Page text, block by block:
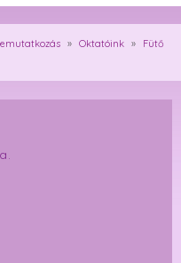
» Oktatóink »
Fütő